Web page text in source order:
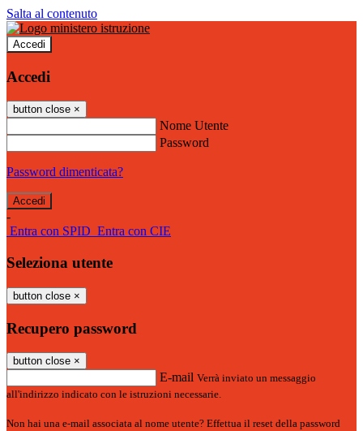
Salta al contenuto
Accedi
Accedi
button close ×
Nome Utente
Password
Password dimenticata?
-
Entra con SPID Entra con CIE
Seleziona utente
button close ×
Recupero password
button close ×
E-mail Verrà inviato un messaggio
all'indirizzo indicato con le istruzioni necessarie.
Non hai una e-mail associata al nome utente? Effettua il reset della password